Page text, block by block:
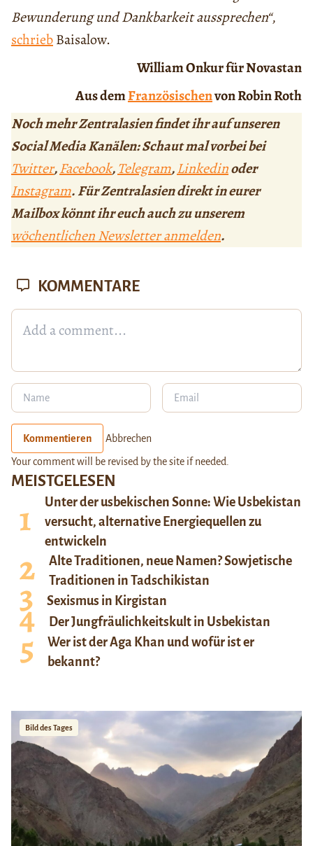
Bewunderung und Dankbarkeit aussprechen“,
schriebBaisalow.
William Onkur für Novastan
Aus demFranzösischenvon Robin Roth
Noch mehr Zentralasien findet ihr auf unseren
Social Media Kanälen: Schaut mal vorbei bei
Twitter,Facebook,Telegram,Linkedinoder
Instagram. Für Zentralasien direkt in eurer
Mailbox könnt ihr euch auch zu unserem
wöchentlichen Newsletter anmelden.
MEISTGELESEN
Unter der usbekischen Sonne: Wie Usbekistan
versucht, alternative Energiequellen zu
entwickeln
Alte Traditionen, neue Namen? Sowjetische
Traditionen in Tadschikistan
Sexismus in Kirgistan
Der Jungfräulichkeitskult in Usbekistan
Wer ist der Aga Khan und wofür ist er
bekannt?
Bild des Tages
KOMMENTARE
Kommentieren Abbrechen
Your comment will be revised by the site if needed.